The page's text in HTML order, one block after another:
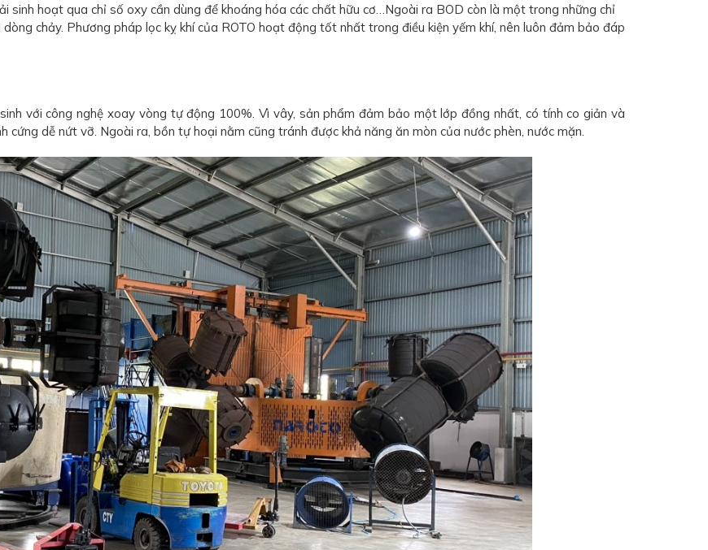
sinh hoạt qua chỉ số oxy cần dùng để khoáng hóa các chất hữu cơ…Ngoài ra BOD còn là một trong những chỉ
chảy. Phương pháp lọc kỵ khí của ROTO hoạt động tốt nhất trong điều kiện yếm khí, nên luôn đảm bảo đáp
với công nghệ xoay vòng tự động 100%. Vì vây, sản phẩm đảm bảo một lớp đồng nhất, có tính co giản và
cứng dễ nứt vỡ. Ngoài ra, bồn tự hoại nằm cũng tránh được khả năng ăn mòn của nước phèn, nước mặn.